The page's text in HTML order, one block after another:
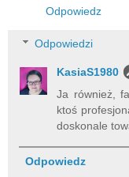
Odpowiedz
Odpowiedzi
KasiaS1980
Ja również,
ktoś
doskonale
Odpowiedz